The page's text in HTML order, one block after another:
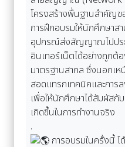
โครงสร้างพื้นฐานสำคัญข
การฝึกอบรมให้นักศึกษา
อุปกรณ์ส่งสัญญาณไปประ
อินเทอร์เน็ตได้อย่างถูกต้
มาตรฐานสากล ซึ่งนอกเ
สอดแทรกเทคนิคและกา
เพื่อให้นักศึกษาได้สัมผัส
เกิดขึ้นในการทำงานจริง
.
การอบรมในครั้งนี้ ไ